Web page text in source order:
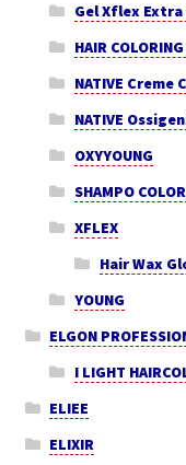
Gel Xflex
HAIR
NATIVE
NATIVE
OXYYOUNG
SHAMPO
XFLEX
Hair Wax
YOUNG
ELGON
I LIGHT
ELIEE
ELIXIR